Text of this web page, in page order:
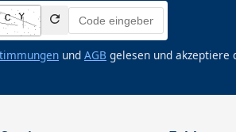
und AGB gelesen und akzeptiere